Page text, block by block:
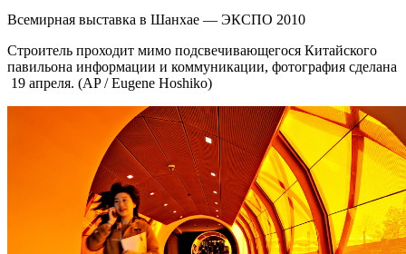
Всемирная выставка в Шанхае — ЭКСПО 2010
Строитель проходит мимо подсвечивающегося Китайского
павильона информации и коммуникации, фотография сделана
19 апреля. (AP / Eugene Hoshiko)